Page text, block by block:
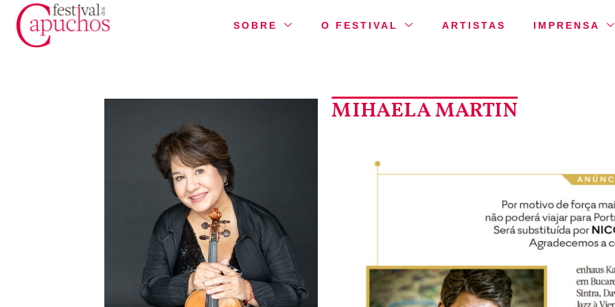
SOBRE O FESTIVAL ARTISTAS IMPRENSA
MIHAELA MARTIN